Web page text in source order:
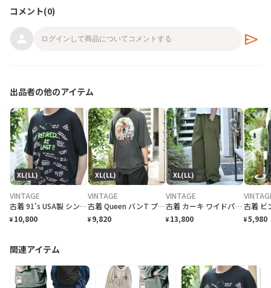
コメント(0)
send
出品者の他のアイテム
XL(LL)
VINTAGE
古着 91's USA製 シングルステッチ 退職記念 Tシャツ プリントTシャツ
¥ 10,800
XL(LL)
VINTAGE
古着 Queen バンT プリントTシャツ Tシャツ 半袖Tシャフェード
¥ 9,820
XL(LL)
VINTAGE
古着 カーキ ワイドパンツ スラックス タックパンツ 緑 グリーン
¥ 13,800 ¥5,980
関連アイテム